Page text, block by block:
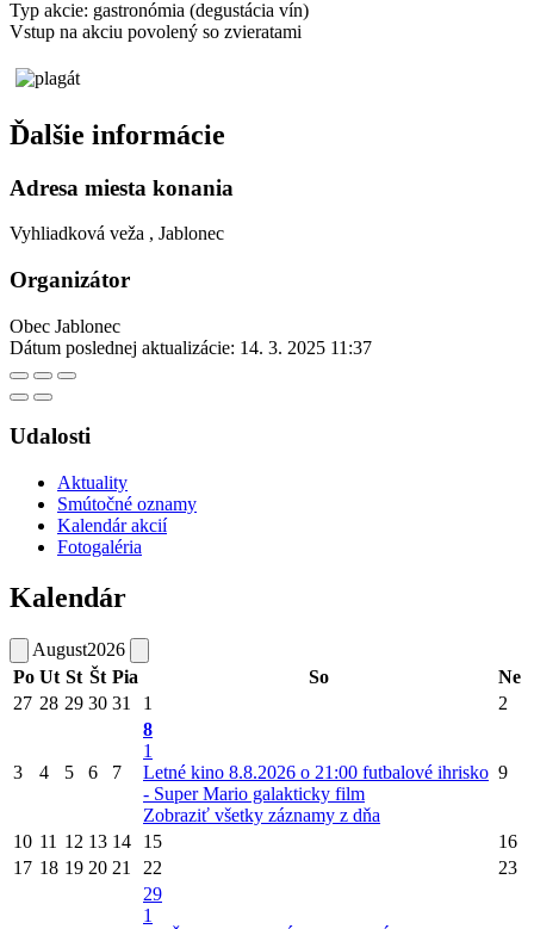
Typ akcie: gastronómia (degustácia vín)
Vstup na akciu povolený so zvieratami
Ďalšie informácie
Adresa miesta konania
Vyhliadková veža , Jablonec
Organizátor
Obec Jablonec
Dátum poslednej aktualizácie: 14. 3. 2025 11:37
Udalosti
Aktuality
Smútočné oznamy
Kalendár akcií
Fotogaléria
Kalendár
August2026
Po Ut St Št Pia So
Ne
27 28 29 30 31 1 2
3 4 5 6 7
8
1
Letné kino 8.8.2026 o 21:00 futbalové ihrisko
- Super Mario galakticky film
Zobraziť všetky záznamy z dňa
9
10 11 12 13 14 15
16
17 18 19 20 21 22 23
29
1